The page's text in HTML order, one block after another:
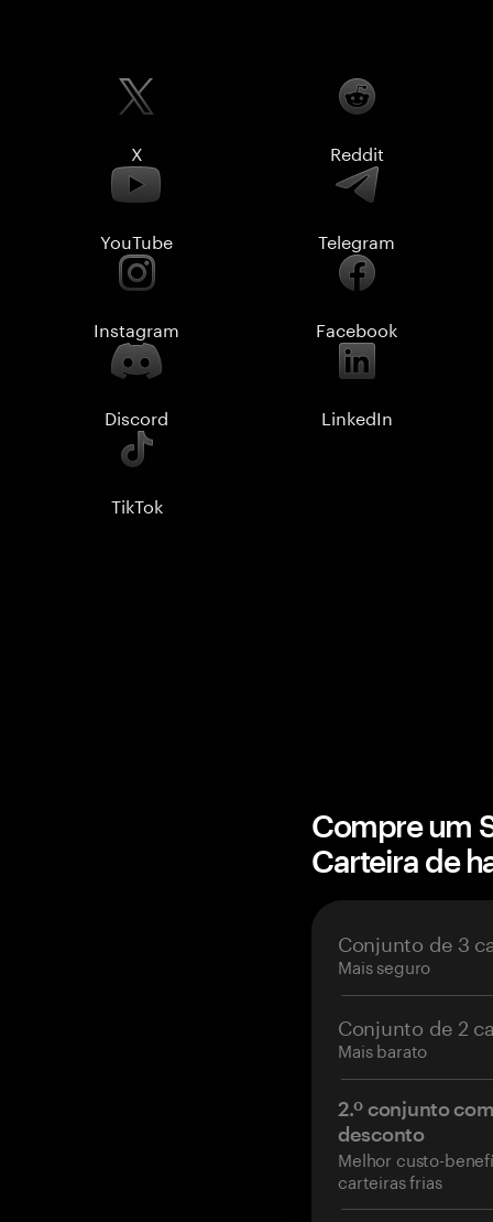
X Reddit
YouTube Telegram
Instagram Facebook
Discord LinkedIn
TikTok
Compre um
Carteira de
Conjunto de 3
Mais seguro
Conjunto de 2
Mais barato
2.º conjunto
desconto
Melhor custo-
carteiras frias